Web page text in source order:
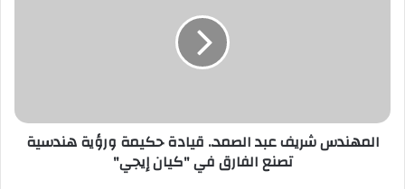
ر
المهندس شريف عبد الصمد.. قيادة حكيمة ورؤية هندسية
تصنع الفارق في "كيان إيجي"